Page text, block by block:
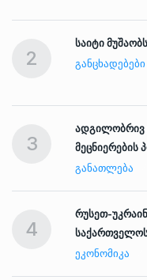
2
საიტი
ᲒᲐᲜᲪᲮᲐᲓᲔᲑᲔᲑᲘ
3
ადგილობრივ
მეცნიერების
ᲒᲐᲜᲐᲗᲚᲔᲑᲐ
4
რუსეთ-
ᲔᲙᲝᲜᲝᲛᲘᲙᲐ